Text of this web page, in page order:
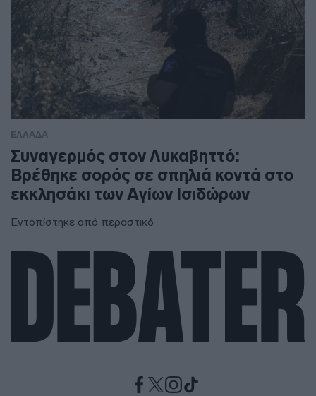
ΕΛΛΑΔΑ
Συναγερμός στον Λυκαβηττό:
Βρέθηκε σορός σε σπηλιά κοντά στο
εκκλησάκι των Αγίων Ισιδώρων
Εντοπίστηκε από περαστικό